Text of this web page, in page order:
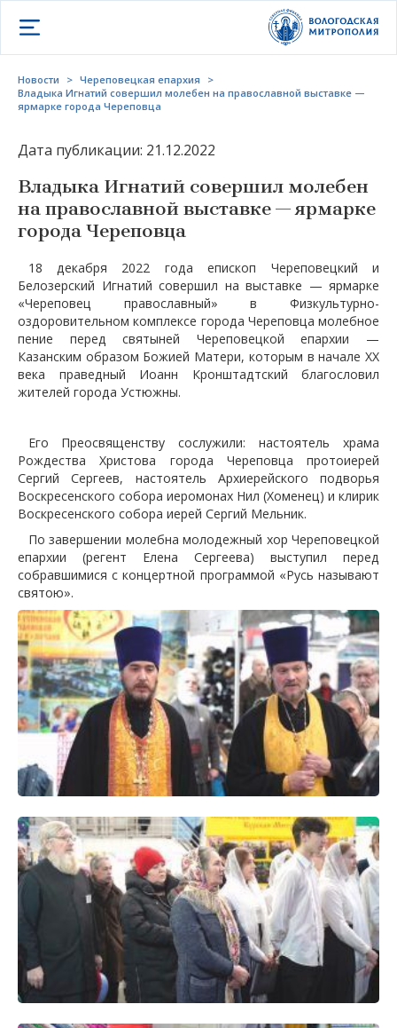
Открыть меню
Новости > Череповецкая епархия
>
Владыка Игнатий совершил молебен на православной выставке —
ярмарке города Череповца
Дата публикации: 21.12.2022
Владыка Игнатий совершил молебен
на православной выставке — ярмарке
города Череповца
18 декабря 2022 года епископ Череповецкий и
Белозерский Игнатий совершил на выставке — ярмарке
«Череповец православный» в Физкультурно-
оздоровительном комплексе города Череповца молебное
пение перед святыней Череповецкой епархии —
Казанским образом Божией Матери, которым в начале XX
века праведный Иоанн Кронштадтский благословил
жителей города Устюжны.
Его Преосвященству сослужили: настоятель храма
Рождества Христова города Череповца протоиерей
Сергий Сергеев, настоятель Архиерейского подворья
Воскресенского собора иеромонах Нил (Хоменец) и клирик
Воскресенского собора иерей Сергий Мельник.
По завершении молебна молодежный хор Череповецкой
епархии (регент Елена Сергеева) выступил перед
собравшимися с концертной программой «Русь называют
святою».